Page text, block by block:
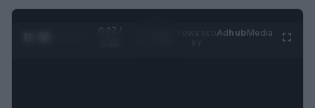
0:28 /
AdhubMedia